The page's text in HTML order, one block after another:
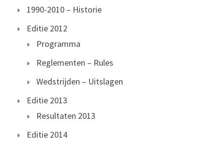
1990-2010 – Historie
Editie 2012
Programma
Reglementen – Rules
Wedstrijden – Uitslagen
Editie 2013
Resultaten 2013
Editie 2014